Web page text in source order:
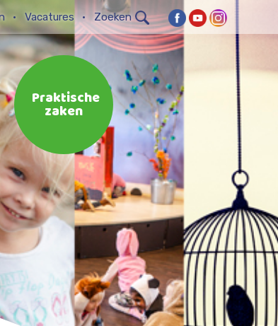
Vacatures Zoeken
Praktische
zaken